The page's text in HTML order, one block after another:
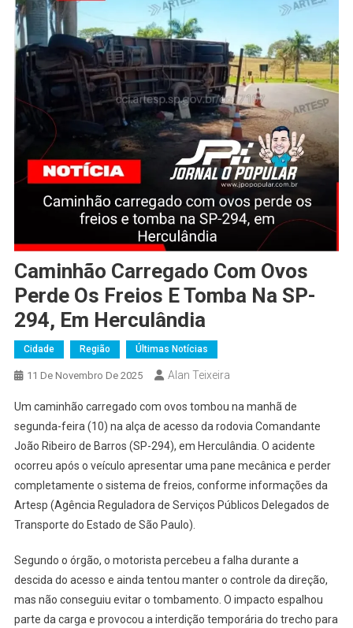
Caminhão Carregado Com Ovos
Perde Os Freios E Tomba Na SP-
294, Em Herculândia
Cidade Região Últimas Notícias
11 De Novembro De 2025 Alan Teixeira
Um caminhão carregado com ovos tombou na manhã de
segunda-feira (10) na alça de acesso da rodovia Comandante
João Ribeiro de Barros (SP-294), em Herculândia. O acidente
ocorreu após o veículo apresentar uma pane mecânica e perder
completamente o sistema de freios, conforme informações da
Artesp (Agência Reguladora de Serviços Públicos Delegados de
Transporte do Estado de São Paulo).
Segundo o órgão, o motorista percebeu a falha durante a
descida do acesso e ainda tentou manter o controle da direção,
mas não conseguiu evitar o tombamento. O impacto espalhou
parte da carga e provocou a interdição temporária do trecho para